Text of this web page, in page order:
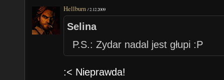
Hellburn /2.12.2009
Selina
P.S.: Zydar nadal jest głupi :P
:< Nieprawda!